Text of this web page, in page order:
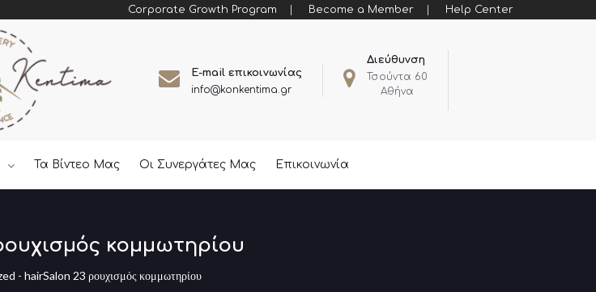
Corporate Growth Program Become a Member Help Center
E-mail επικοινωνίας
info@konkentima.gr
Διεύθυνση
Τσούντα 60
Αθήνα
Τα Βίντεο Μας Οι Συνεργάτες Μας Επικοινωνία
κομμωτηρίου
- hairSalon 23 ρουχισμός κομμωτηρίου